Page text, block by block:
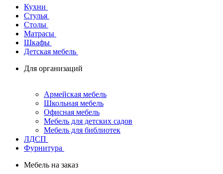
Кухни
Стулья
Столы
Матрасы
Шкафы
Детская мебель
Для организаций
Армейская мебель
Школьная мебель
Офисная мебель
Мебель для детских садов
Мебель для библиотек
ЛДСП
Фурнитура
Мебель на заказ